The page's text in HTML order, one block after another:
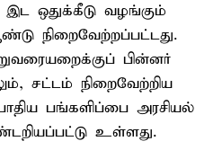
ஒதுக்கீடு வழங்கும்
நிறைவேற்றப்பட்டது.
பின்னர்
சட்டம் நிறைவேற்றிய
பங்களிப்பை அரசியல்
உள்ளது.